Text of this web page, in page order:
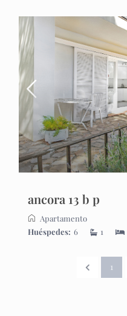
ancora 13 b p
Apartamento
Huéspedes: 6 1
1